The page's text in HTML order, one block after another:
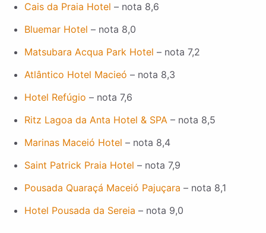
Cais da Praia Hotel – nota 8,6
Bluemar Hotel – nota 8,0
Matsubara Acqua Park Hotel – nota 7,2
Atlântico Hotel Macieó – nota 8,3
Hotel Refúgio – nota 7,6
Ritz Lagoa da Anta Hotel & SPA – nota 8,5
Marinas Maceió Hotel – nota 8,4
Saint Patrick Praia Hotel – nota 7,9
Pousada Quaraçá Maceió Pajuçara – nota 8,1
Hotel Pousada da Sereia – nota 9,0